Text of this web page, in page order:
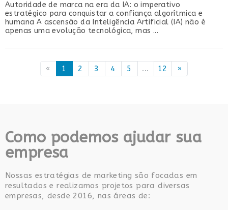
Autoridade de marca na era da IA: o imperativo
estratégico para conquistar a confiança algorítmica e
humana A ascensão da Inteligência Artificial (IA) não é
apenas uma evolução tecnológica, mas ...
« 1 2 3 4 5 ... 12 »
Como podemos ajudar sua
empresa
Nossas estratégias de marketing são focadas em
resultados e realizamos projetos para diversas
empresas, desde 2016, nas áreas de: